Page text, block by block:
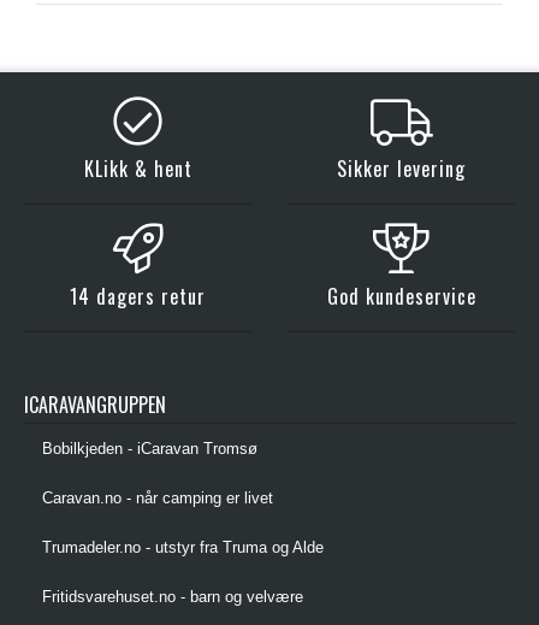
KLikk & hent Sikker levering
14 dagers retur God kundeservice
ICARAVANGRUPPEN
Bobilkjeden - iCaravan Tromsø
Caravan.no - når camping er livet
Trumadeler.no - utstyr fra Truma og Alde
Fritidsvarehuset.no - barn og velvære